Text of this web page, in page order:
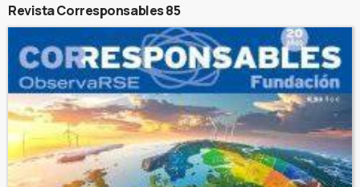
Revista Corresponsables 85